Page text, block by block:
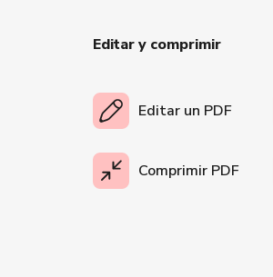
Editar y comprimir
Editar un PDF
Comprimir PDF